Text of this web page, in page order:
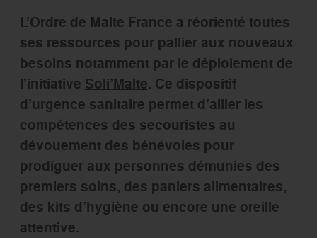
L’Ordre de Malte France a réorienté toutes
ses ressources pour pallier aux nouveaux
besoins notamment par le déploiement de
l’initiative Soli’Malte. Ce dispositif
d’urgence sanitaire permet d’allier les
compétences des secouristes au
dévouement des bénévoles pour
prodiguer aux personnes démunies des
premiers soins, des paniers alimentaires,
des kits d’hygiène ou encore une oreille
attentive.